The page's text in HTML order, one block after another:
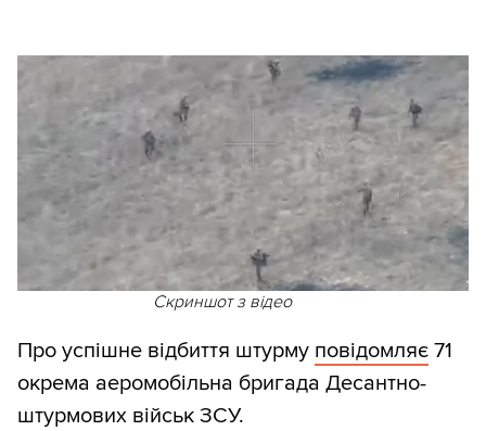
Скриншот з відео
Про успішне відбиття штурму повідомляє 71
окрема аеромобільна бригада Десантно-
штурмових військ ЗСУ.